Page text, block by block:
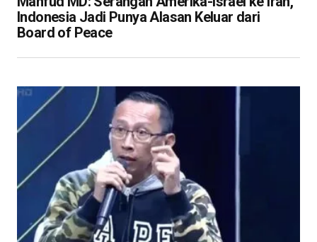
Indonesia Jadi Punya Alasan Keluar dari
Board of Peace